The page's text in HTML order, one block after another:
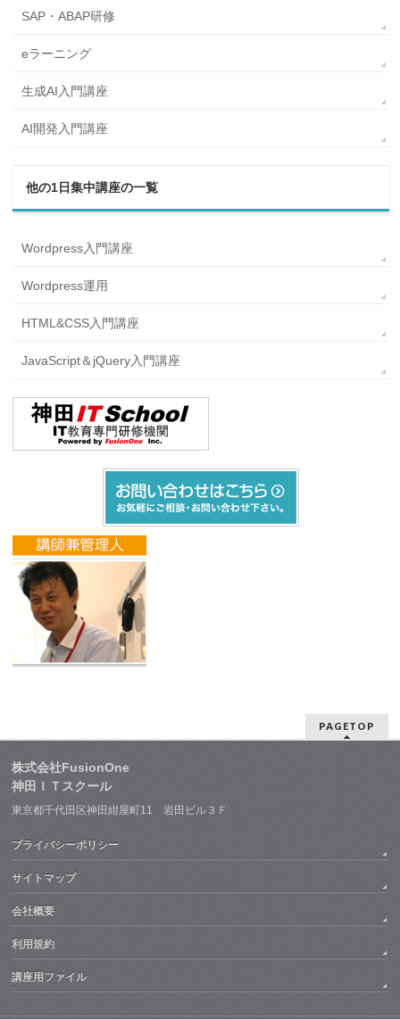
SAP・ABAP研修
eラーニング
生成AI入門講座
AI開発入門講座
他の1日集中講座の一覧
Wordpress入門講座
Wordpress運用
HTML&CSS入門講座
JavaScript＆jQuery入門講座
PAGETOP
株式会社FusionOne
神田ＩＴスクール
東京都千代田区神田紺屋町11 岩田ビル３Ｆ
プライバシーポリシー
サイトマップ
会社概要
利用規約
講座用ファイル